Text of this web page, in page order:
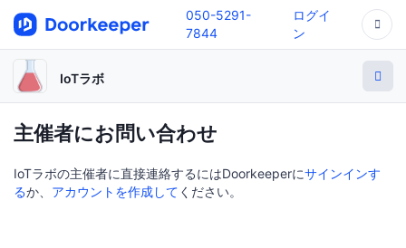
050-5291-
7844
ログイ
ン
IoTラボ
主催者にお問い合わせ
IoTラボの主催者に直接連絡するにはDoorkeeperにサインインす
るか、 アカウントを作成して ください。